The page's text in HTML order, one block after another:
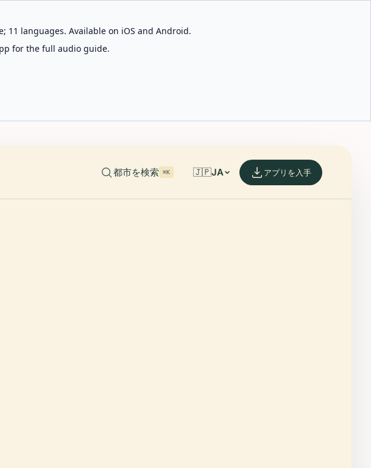
11 languages. Available on iOS and Android.
for the full audio guide.
都市を検索 ⌘K 🇯🇵JA アプリを入手